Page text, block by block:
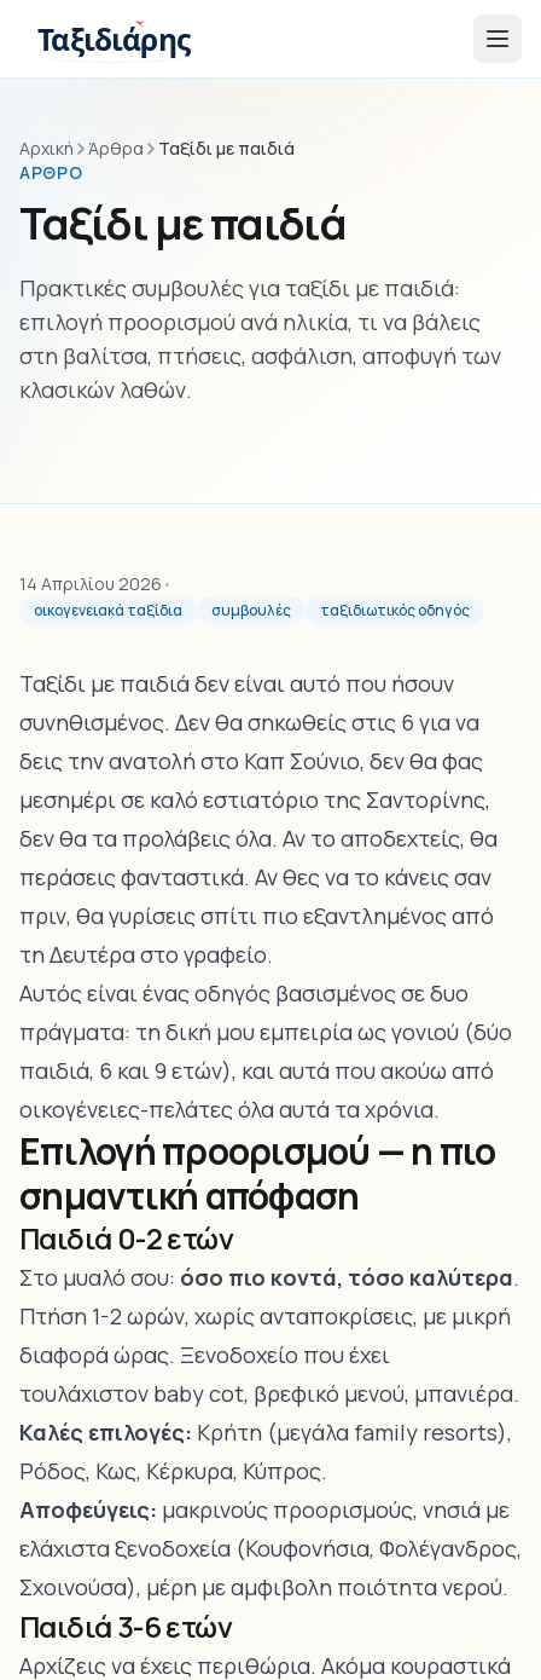
Ταξιδιάρης
Αρχική Άρθρα
Ταξίδι με παιδιά
ΆΡΘΡΟ
Ταξίδι με παιδιά
Πρακτικές συμβουλές για ταξίδι με παιδιά:
επιλογή προορισμού ανά ηλικία, τι να βάλεις
στη βαλίτσα, πτήσεις, ασφάλιση, αποφυγή των
κλασικών λαθών.
14 Απριλίου 2026 •
οικογενειακά ταξίδια συμβουλές ταξιδιωτικός οδηγός
Ταξίδι με παιδιά δεν είναι αυτό που ήσουν
συνηθισμένος. Δεν θα σηκωθείς στις 6 για να
δεις την ανατολή στο Καπ Σούνιο, δεν θα φας
μεσημέρι σε καλό εστιατόριο της Σαντορίνης,
δεν θα τα προλάβεις όλα. Αν το αποδεχτείς, θα
περάσεις φανταστικά. Αν θες να το κάνεις σαν
πριν, θα γυρίσεις σπίτι πιο εξαντλημένος από
τη Δευτέρα στο γραφείο.
Αυτός είναι ένας οδηγός βασισμένος σε δυο
πράγματα: τη δική μου εμπειρία ως γονιού (δύο
παιδιά, 6 και 9 ετών), και αυτά που ακούω από
οικογένειες-πελάτες όλα αυτά τα χρόνια.
Επιλογή προορισμού — η πιο
σημαντική απόφαση
Παιδιά 0-2 ετών
Στο μυαλό σου: όσο πιο κοντά, τόσο καλύτερα.
Πτήση 1-2 ωρών, χωρίς ανταποκρίσεις, με μικρή
διαφορά ώρας. Ξενοδοχείο που έχει
τουλάχιστον baby cot, βρεφικό μενού, μπανιέρα.
Καλές επιλογές: Κρήτη (μεγάλα family resorts),
Ρόδος, Κως, Κέρκυρα, Κύπρος.
Αποφεύγεις: μακρινούς προορισμούς, νησιά με
ελάχιστα ξενοδοχεία (Κουφονήσια, Φολέγανδρος,
Σχοινούσα), μέρη με αμφιβολη ποιότητα νερού.
Παιδιά 3-6 ετών
Αρχίζεις να έχεις περιθώρια. Ακόμα κουραστικά